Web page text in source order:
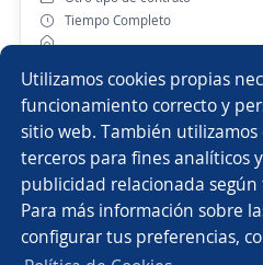
Utilizamos cookies propias
funcionamiento correcto y
sitio web. También utilizamos
terceros para fines analíticos
publicidad relacionada
Para más información sobre
configurar tus preferencias,
Tiempo Completo
25 de julio
Postularme
Copyright 2014 -